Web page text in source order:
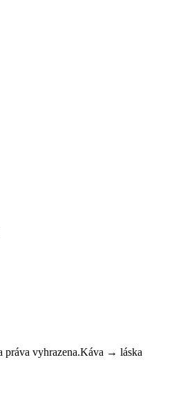
vyhrazena.Káva → láska